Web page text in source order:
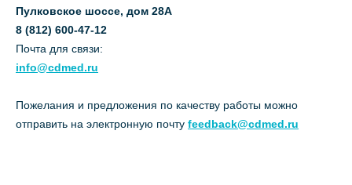
Пулковское шоссе, дом 28А
8 (812) 600-47-12
Почта для связи:
info@cdmed.ru
Пожелания и предложения по качеству работы можно
отправить на электронную почту feedback@cdmed.ru